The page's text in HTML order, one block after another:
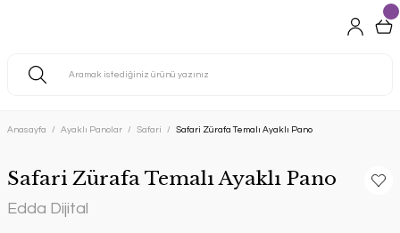
Anasayfa Ayaklı Panolar Safari Safari Zürafa Temalı Ayaklı Pano
Safari Zürafa Temalı Ayaklı Pano
Edda Dijital